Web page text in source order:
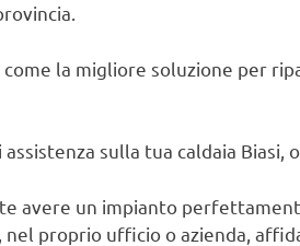
la migliore soluzione per
sulla tua caldaia Biasi,
avere un impianto
proprio ufficio o azienda,